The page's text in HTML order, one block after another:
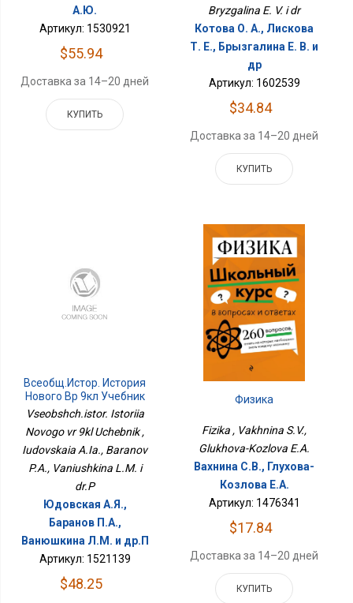
А.Ю.
Артикул: 1530921
$55.94
Доставка за 14–20 дней
КУПИТЬ
Bryzgalina E. V. i dr
Котова О. А., Лискова
Т. Е., Брызгалина Е. В. и
др
Артикул: 1602539
$34.84
Доставка за 14–20 дней
КУПИТЬ
Всеобщ.истор. История
Нового Вр 9кл Учебник
Vseobshch.istor. Istoriia
Novogo vr 9kl Uchebnik ,
Iudovskaia A.Ia., Baranov
P.A., Vaniushkina L.M. i
dr.P
Юдовская А.Я.,
Баранов П.А.,
Ванюшкина Л.М. и др.П
Артикул: 1521139
$48.25
Физика
Fizika , Vakhnina S.V.,
Glukhova-Kozlova E.A.
Вахнина С.В., Глухова-
Козлова Е.А.
Артикул: 1476341
$17.84
Доставка за 14–20 дней
КУПИТЬ